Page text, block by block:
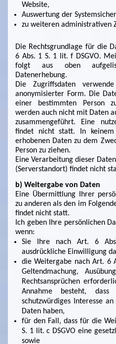
Website,
Auswertung der
zu weiteren administrativen
Die Rechtsgrundlage für die
6 Abs. 1 S. 1 lit. f DSGVO.
folgt aus oben
Datenerhebung.
Die Zugriffsdaten
anonymisierter Form. Die
einer bestimmten Person
werden auch nicht mit Daten
zusammengeführt. Eine
findet nicht statt. In
erhobenen Daten zu dem
Person zu ziehen.
Eine Verarbeitung dieser
(Serverstandort) findet nicht
b) Weitergabe von Daten
Eine Übermittlung Ihrer
zu anderen als den im
findet nicht statt.
Ich geben Ihre persönlichen
wenn:
Sie Ihre nach Art. 6
ausdrückliche Einwilligung
die Weitergabe nach Art. 6
Geltendmachung,
Rechtsansprüchen
Annahme besteht,
schutzwürdiges Interesse
Daten haben,
für den Fall, dass für die
S. 1 lit. c DSGVO eine
sowie